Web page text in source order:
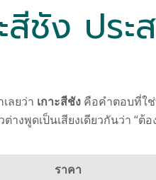
สีชัง ปร
ลยว่า เกาะสีชัง คือคำตอบที่ใ
างพูดเป็นเสียงเดียวกันว่า “ต้
ราคา